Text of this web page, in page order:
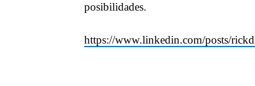
posibilidades.
https://www.linkedin.com/posts/